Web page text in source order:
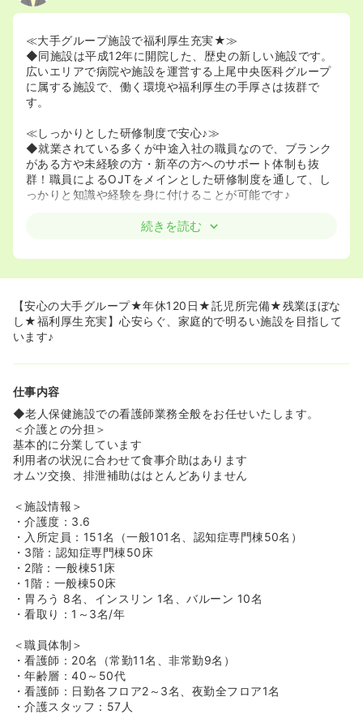
≪大手グループ施設で福利厚生充実★≫
◆同施設は平成12年に開院した、歴史の新しい施設です。
広いエリアで病院や施設を運営する上尾中央医科グループ
に属する施設で、働く環境や福利厚生の手厚さは抜群で
す。
≪しっかりとした研修制度で安心♪≫
◆就業されている多くが中途入社の職員なので、ブランク
がある方や未経験の方・新卒の方へのサポート体制も抜
群！職員によるOJTをメインとした研修制度を通して、し
っかりと知識や経験を身に付けることが可能です♪
続きを読む
【安心の大手グループ★年休120日★託児所完備★残業ほぼな
し★福利厚生充実】心安らぐ、家庭的で明るい施設を目指して
います♪
仕事内容
◆老人保健施設での看護師業務全般をお任せいたします。
＜介護との分担＞
基本的に分業しています
利用者の状況に合わせて食事介助はあります
オムツ交換、排泄補助ははとんどありません
＜施設情報＞
・介護度：3.6
・入所定員：151名（一般101名、認知症専門棟50名）
・3階：認知症専門棟50床
・2階：一般棟51床
・1階：一般棟50床
・胃ろう 8名、インスリン 1名、バルーン 10名
・看取り：1～3名/年
＜職員体制＞
・看護師：20名（常勤11名、非常勤9名）
・年齢層：40～50代
・看護師：日勤各フロア2～3名、夜勤全フロア1名
・介護スタッフ：57人